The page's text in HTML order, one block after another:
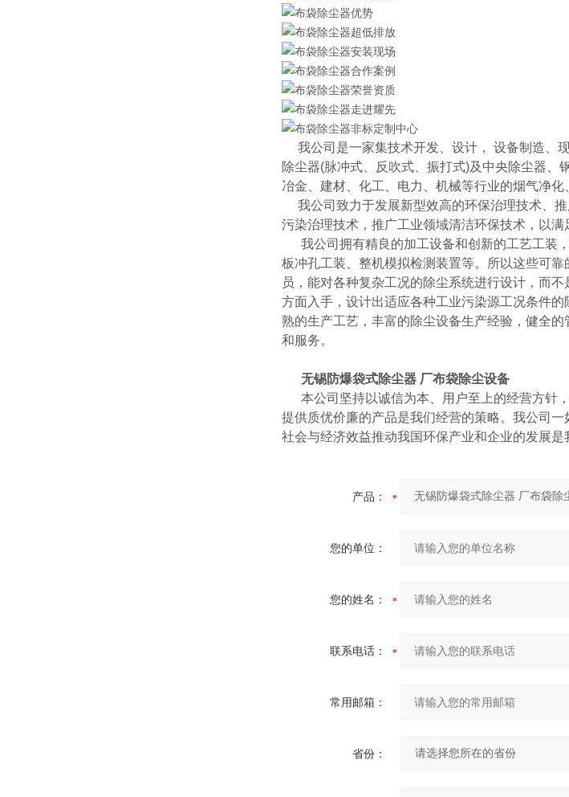
我公司是一家集技术开发、设计， 设备制造、
除尘器(脉冲式、反吹式、振打式)及中央除尘器
冶金、建材、化工、电力、机械等行业的烟气净化
我公司致力于发展新型效高的环保治理技术、
污染治理技术，推广工业领域清洁环保技术，以满
我公司拥有精良的加工设备和创新的工艺工装
板冲孔工装、整机模拟检测装置等。所以这些可
员，能对各种复杂工况的除尘系统进行设计，而
方面入手，设计出适应各种工业污染源工况条件
熟的生产工艺，丰富的除尘设备生产经验，健全
和服务。
无锡防爆袋式除尘器 厂布袋除尘设备
本公司坚持以诚信为本、用户至上的经营方针
提供质优价廉的产品是我们经营的策略。我公司
社会与经济效益推动我国环保产业和企业的发展是
产品：
您的单位：
您的姓名：
联系电话：
常用邮箱：
省份：